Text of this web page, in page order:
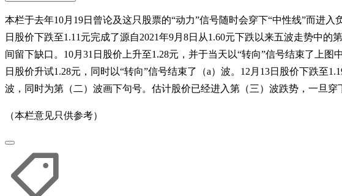
本栏于去年10月19日曾论及这只股票的“动力”信号随时会穿下“中性线”而进
日股价下跌至1.11元完成了源自2021年9月8日从1.60元下跌以来五波走势中
间留下缺口。10月31日股价上升至1.28元，并于当天以“转向”信号结束了上
日股价升试1.28元，同时以“转向”信号结束了（a）波。12月13日股价下跌至
波，同时为第（二）波画下句号。估计股价已经进入第（三）波跌势，一旦穿
（本栏意见只供参考）